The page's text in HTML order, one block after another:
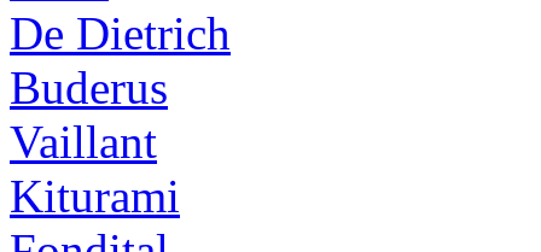
De Dietrich
Buderus
Vaillant
Kiturami